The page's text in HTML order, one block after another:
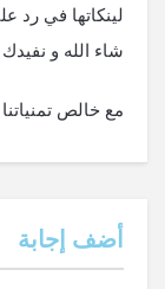
لينكاتها في رد
شاء الله و نفيدك
مع خالص
‫أضف إجابة